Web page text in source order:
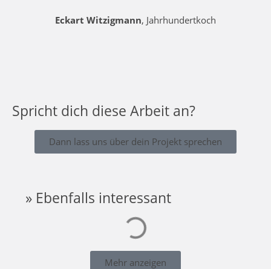
Eckart Witzigmann, Jahrhundertkoch
Spricht dich diese Arbeit an?
Dann lass uns über dein Projekt sprechen
» Ebenfalls interessant
Mehr anzeigen